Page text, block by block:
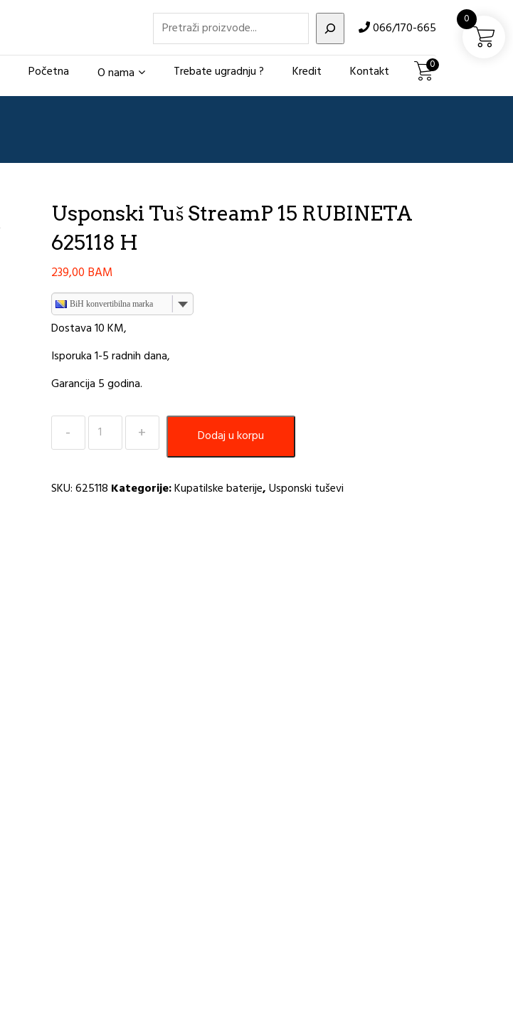
Pretraži 066/170-665
Početna O nama Trebate ugradnju ? Kredit Kontakt 0
Usponski Tuš StreamP 15 RUBINETA
625118 H
239,00 BAM
BiH konvertibilna marka
Dostava 10 KM,
Isporuka 1-5 radnih dana,
Garancija 5 godina.
Usponski
Tuš
RUBINETA
Dodaj u korpu
SKU:625118 Kategorije:Kupatilske baterije,Usponski tuševi
0